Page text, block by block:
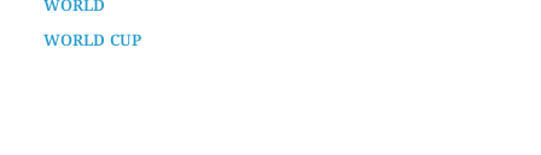
UNCATEGORIZED
VLOGS